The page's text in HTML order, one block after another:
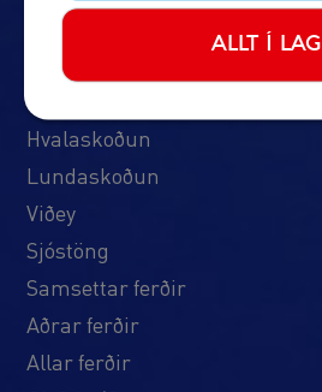
ALLT Í LAGI
Ferðirnar okkar
Hvalaskoðun
Lundaskoðun
Viðey
Sjóstöng
Samsettar ferðir
Aðrar ferðir
Allar ferðir